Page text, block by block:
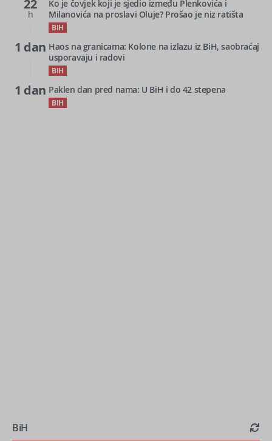
22
h
Ko je čovjek koji je sjedio između Plenkovića i
Milanovića na proslavi Oluje? Prošao je niz ratišta
BIH
1 dan Haos na granicama: Kolone na izlazu iz BiH, saobraćaj
usporavaju i radovi
BIH
1 dan Paklen dan pred nama: U BiH i do 42 stepena
BIH
BiH